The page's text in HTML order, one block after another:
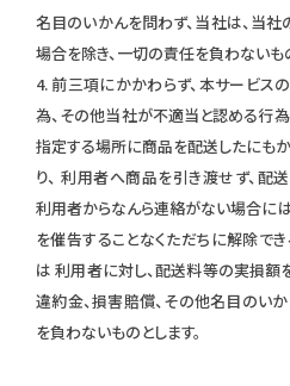
名目のいかんを問わず、当社は、当
場合を除き、一切の責任を負わないも
4. 前三項にかかわらず、本サービス
為、その他当社が不適当と認める行
指定する場所に商品を配送したにも
り、 利用者へ商品を引き渡せず、配
利用者からなんら連絡がない場合に
を催告することなくただちに解除で
は 利用者に対し、配送料等の実損額
違約金、損害賠償、その他名目のい
を負わないものとします。